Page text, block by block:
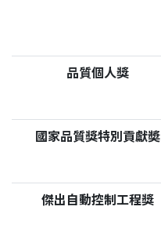
品質個人獎
國家品質獎特別貢獻奬
傑出自動控制工程獎